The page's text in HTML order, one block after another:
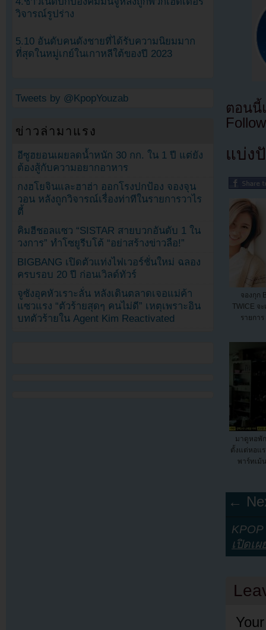
ตอนนี้
แบ่ง
จองกุก
TWICE จ
รายกา
มาดูหอพั
ตั้งแต่หอแ
พาร์ทเม้
←
เปิดเผ
วิจารณ์รูปร่าง
5.10 อันดับคนดังชายที่ได้รับความนิยมมาก
ที่สุดในหมู่เกย์ในเกาหลีใต้ของปี 2023
Tweets by @KpopYouzab
ข่าวล่ามาแรง
อีซูฮยอนเผยลดน้ำหนัก 30 กก. ใน 1 ปี แต่ยัง
ต้องสู้กับความอยากอาหาร
กงฮโยจินและฮาฮ่า ออกโรงปกป้อง จองจุน
วอน หลังถูกวิจารณ์เรื่องท่าทีในรายการวาไร
ตี้
คิมฮีชอลแซว “SISTAR สายบวกอันดับ 1 ใน
วงการ” ทำโซยูรีบโต้ “อย่าสร้างข่าวลือ!”
BIGBANG เปิดตัวแท่งไฟเวอร์ชั่นใหม่ ฉลอง
ครบรอบ 20 ปี ก่อนเวิลด์ทัวร์
จูซังอุคหัวเราะลั่น หลังเดินตลาดเจอแม่ค้า
แซวแรง “ตัวร้ายสุดๆ คนไม่ดี” เหตุเพราะอิน
บทตัวร้ายใน Agent Kim Reactivated